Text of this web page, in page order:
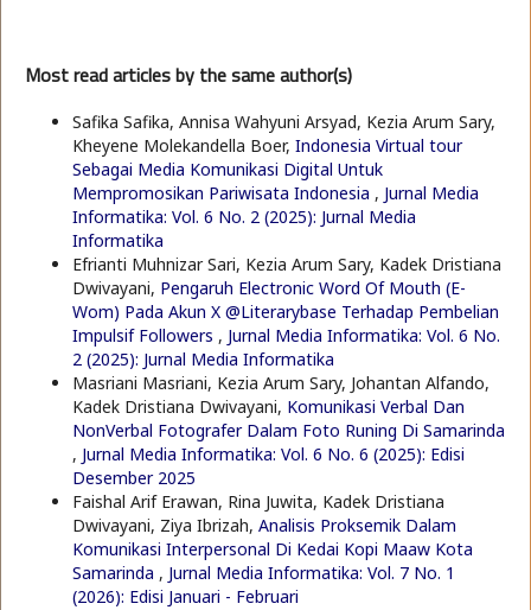
Most read articles by the same author(s)
Safika Safika, Annisa Wahyuni Arsyad, Kezia Arum Sary,
Kheyene Molekandella Boer, Indonesia Virtual tour
Sebagai Media Komunikasi Digital Untuk
Mempromosikan Pariwisata Indonesia , Jurnal Media
Informatika: Vol. 6 No. 2 (2025): Jurnal Media
Informatika
Efrianti Muhnizar Sari, Kezia Arum Sary, Kadek Dristiana
Dwivayani, Pengaruh Electronic Word Of Mouth (E-
Wom) Pada Akun X @Literarybase Terhadap Pembelian
Impulsif Followers , Jurnal Media Informatika: Vol. 6 No.
2 (2025): Jurnal Media Informatika
Masriani Masriani, Kezia Arum Sary, Johantan Alfando,
Kadek Dristiana Dwivayani, Komunikasi Verbal Dan
NonVerbal Fotografer Dalam Foto Runing Di Samarinda
, Jurnal Media Informatika: Vol. 6 No. 6 (2025): Edisi
Desember 2025
Faishal Arif Erawan, Rina Juwita, Kadek Dristiana
Dwivayani, Ziya Ibrizah, Analisis Proksemik Dalam
Komunikasi Interpersonal Di Kedai Kopi Maaw Kota
Samarinda , Jurnal Media Informatika: Vol. 7 No. 1
(2026): Edisi Januari - Februari